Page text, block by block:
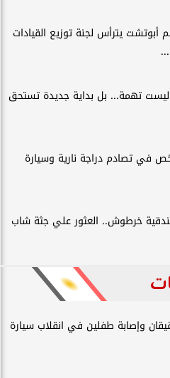
أبوتشت يترأس لجنة توزيع القيادات
تهمة... بل بداية جديدة تستحق
في تصادم دراجة نارية وسيارة
خرطوش.. العثور علي جثة شاب
وإصابة طفلين في انقلاب سيارة